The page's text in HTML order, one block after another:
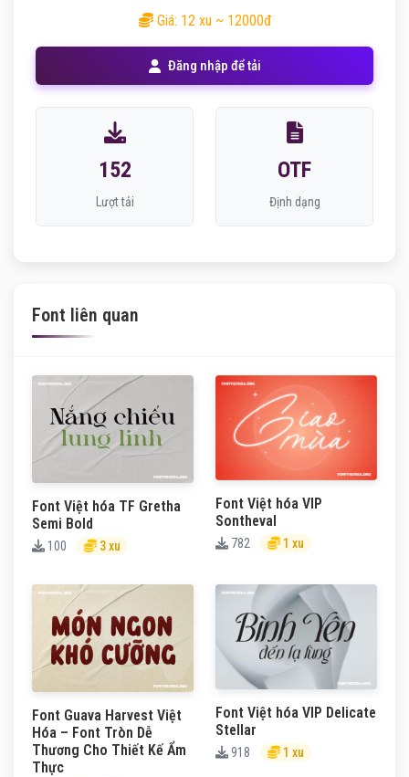
Giá: 12 xu ~ 12000đ
Đăng nhập để tải
152
Lượt tải
OTF
Định dạng
Font liên quan
Font Việt hóa TF Gretha
Semi Bold
100 3 xu
Font Việt hóa VIP
Sontheval
782 1 xu
Font Guava Harvest Việt
Hóa – Font Tròn Dễ
Thương Cho Thiết Kế Ẩm
Thực
Font Việt hóa VIP Delicate
Stellar
918 1 xu